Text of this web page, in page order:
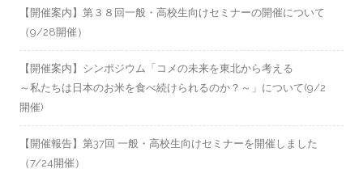
【開催案内】第３８回一般・高校生向けセミナーの開催について
（9/28開催）
【開催案内】シンポジウム「コメの未来を東北から考える
～私たちは日本のお米を食べ続けられるのか？～」について(9/2
開催)
【開催報告】第37回 一般・高校生向けセミナーを開催しました
（7/24開催）